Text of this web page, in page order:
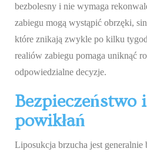
bezbolesny i nie wymaga
zabiegu mogą wystąpić obrzęki,
które znikają zwykle po kilku
realiów zabiegu pomaga uniknąć
odpowiedzialne decyzje.
Bezpieczeństwo
powikłań
Liposukcja brzucha jest generalnie